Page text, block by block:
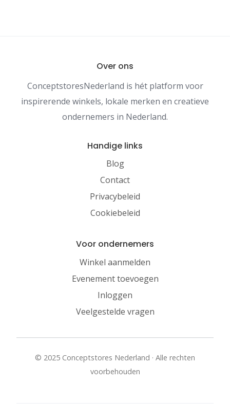
Over ons
ConceptstoresNederland is hét platform voor
inspirerende winkels, lokale merken en creatieve
ondernemers in Nederland.
Handige links
Blog
Contact
Privacybeleid
Cookiebeleid
Voor ondernemers
Winkel aanmelden
Evenement toevoegen
Inloggen
Veelgestelde vragen
© 2025 Conceptstores Nederland · Alle rechten
voorbehouden